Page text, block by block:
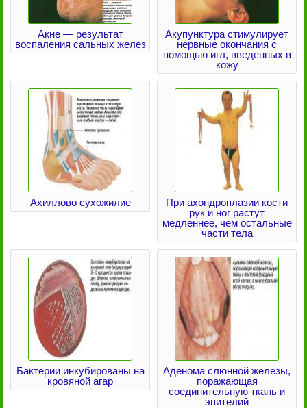
Акне — результат
воспаления сальных желез
Акупунктура стимулирует
нервные окончания с
помощью игл, введенных в
кожу
Ахиллово сухожилие
При ахондроплазии кости
рук и ног растут
медленнее, чем остальные
части тела
Бактерии инкубированы на
кровяной агар
Аденома слюнной железы,
поражающая
соединительную ткань и
эпителий